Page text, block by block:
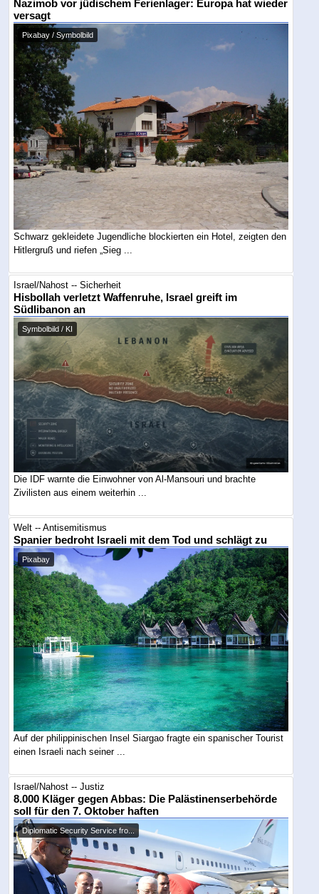
Nazimob vor jüdischem Ferienlager: Europa hat wieder
versagt
Pixabay / Symbolbild
Schwarz gekleidete Jugendliche blockierten ein Hotel, zeigten den
Hitlergruß und riefen „Sieg ...
Israel/Nahost -- Sicherheit
Hisbollah verletzt Waffenruhe, Israel greift im
Südlibanon an
Symbolbild / KI
Die IDF warnte die Einwohner von Al-Mansouri und brachte
Zivilisten aus einem weiterhin ...
Welt -- Antisemitismus
Spanier bedroht Israeli mit dem Tod und schlägt zu
Pixabay
Auf der philippinischen Insel Siargao fragte ein spanischer Tourist
einen Israeli nach seiner ...
Israel/Nahost -- Justiz
8.000 Kläger gegen Abbas: Die Palästinenserbehörde
soll für den 7. Oktober haften
Diplomatic Security Service fro...